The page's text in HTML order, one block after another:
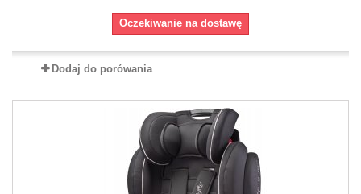
Oczekiwanie na dostawę
Dodaj do porówania